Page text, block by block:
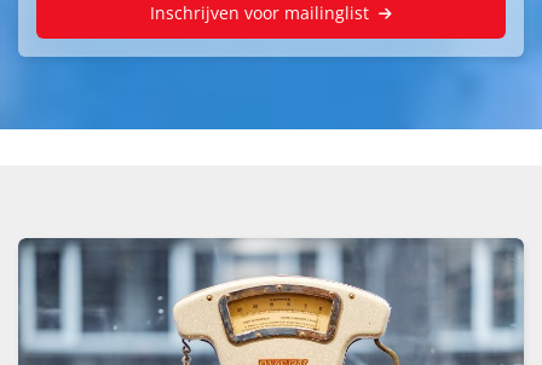
Inschrijven voor mailinglist